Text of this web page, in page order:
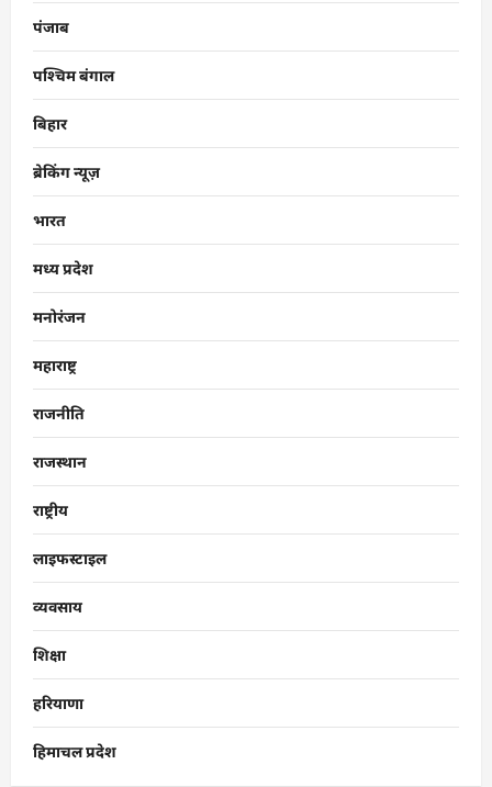
पंजाब
पश्चिम बंगाल
बिहार
ब्रेकिंग न्यूज़
भारत
मध्य प्रदेश
मनोरंजन
महाराष्ट्र
राजनीति
राजस्थान
राष्ट्रीय
लाइफस्टाइल
व्यवसाय
शिक्षा
हरियाणा
हिमाचल प्रदेश